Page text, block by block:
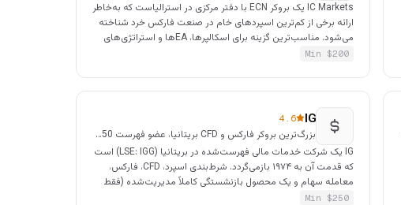
IC Markets یک بروکر ECN با دفتر مرکزی در استرالیاست که به‌خاطر
ارائه برخی از کم‌ترین اسپردهای خام در صنعت فارکس خرد شناخته
می‌شود. مناسب‌ترین گزینه برای اسکالپرها، EAها و استراتژی‌های
Min $200
IG
4.6
بزرگ‌ترین بروکر فارکس و CFD بریتانیا، عضو فهرست FTSE 250
IG یک شرکت خدمات مالی فهرست‌شده در بریتانیا (LSE: IGG) است
که قدمت آن به ۱۹۷۴ بازمی‌گردد. شرط‌بندی اسپرد، CFD، فارکس،
معامله سهام و یک محصول بازنشستگی کاملاً مدیریت‌شده (فقط
بریتانیا) ارائه می‌دهد. به خاطر محتوای آموزشی، نمودارسازی
Min $250